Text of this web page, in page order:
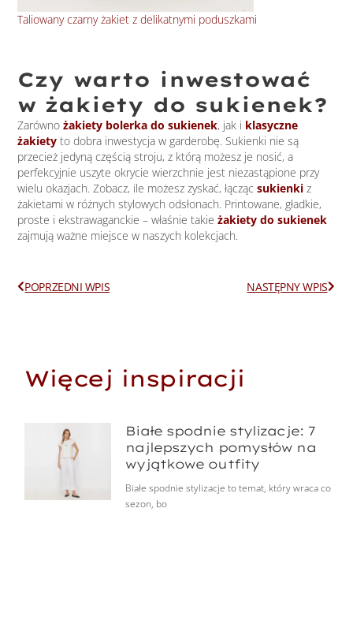
Taliowany czarny żakiet z delikatnymi poduszkami
Czy warto inwestować
w żakiety do sukienek?
Zarównożakiety bolerka do sukienek, jak i klasyczne
żakiety to dobra inwestycja w garderobę. Sukienki nie są
przecież jedyną częścią stroju, z którą możesz je nosić, a
perfekcyjnie uszyte okrycie wierzchnie jest niezastąpione przy
wielu okazjach. Zobacz, ile możesz zyskać, łącząc sukienki z
żakietami w różnych stylowych odsłonach. Printowane, gładkie,
proste i ekstrawaganckie – właśnie takieżakiety do sukienek
zajmują ważne miejsce w naszych kolekcjach.
Prev
POPRZEDNI WPIS NASTĘPNY WPISNext
Więcej inspiracji
Białe spodnie stylizacje: 7
najlepszych pomysłów na
wyjątkowe outfity
Białe spodnie stylizacje to temat, który wraca co
sezon, bo